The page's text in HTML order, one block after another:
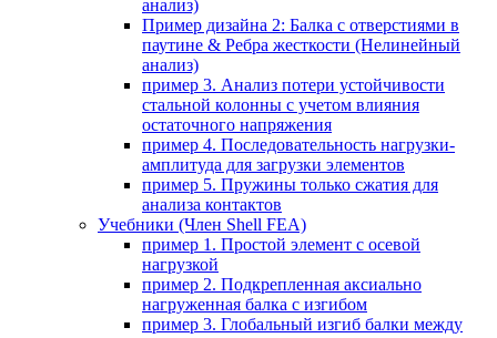
анализ)
Пример дизайна 2: Балка с отверстиями в
паутине & Ребра жесткости (Нелинейный
анализ)
пример 3. Анализ потери устойчивости
стальной колонны с учетом влияния
остаточного напряжения
пример 4. Последовательность нагрузки-
амплитуда для загрузки элементов
пример 5. Пружины только сжатия для
анализа контактов
Учебники (Член Shell FEA)
пример 1. Простой элемент с осевой
нагрузкой
пример 2. Подкрепленная аксиально
нагруженная балка с изгибом
пример 3. Глобальный изгиб балки между